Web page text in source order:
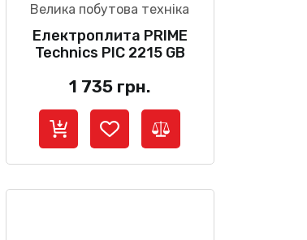
Велика побутова техніка
Електроплита PRIME
Technics PIC 2215 GB
1 735 грн.